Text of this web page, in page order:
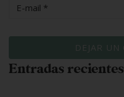
Entradas recientes